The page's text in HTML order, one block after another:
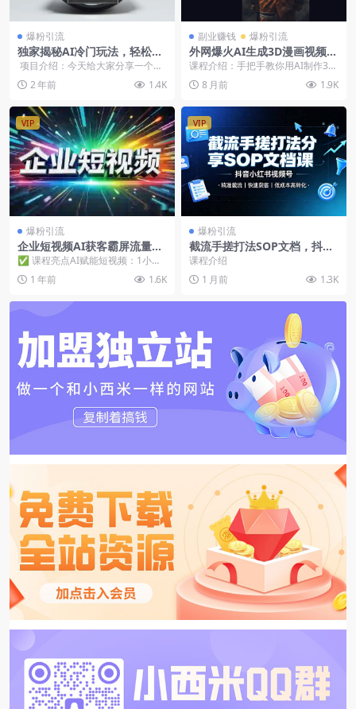
爆粉引流
独家揭秘AI冷门玩法，轻松引
精准粉，零基础友好
项目介绍：今天给大家分享一个超
赞的引流方法 ——2024 年最新创
富...2 年前 1.4K
副业赚钱 爆粉引流
外网爆火AI生成3D漫画视频制
作教学，流量暴涨快速起号涨
课程介绍：手把手教你用AI制作3D
漫画视频，看完就能学会，需要用
到MJ！&nbs...
8 月前 1.9K
VIP
爆粉引流
企业短视频AI获客霸屏流量线
上视频课
✅ 课程亮点AI赋能短视频：1小时
产出100条内容，效率提升10倍精
准获客：6步...
1 年前 1.6K
VIP
爆粉引流
截流手搓打法SOP文档，抖音
小红书视频号精准截流低成本
高转化（飞书文档）
课程介绍
1 月前
1.3K